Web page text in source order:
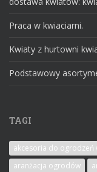
Praca w kwiaciarni.
Kwiaty z hurtowni
Podstawowy
TAGI
akcesoria do ogrodzeń
aranżacja ogrodów